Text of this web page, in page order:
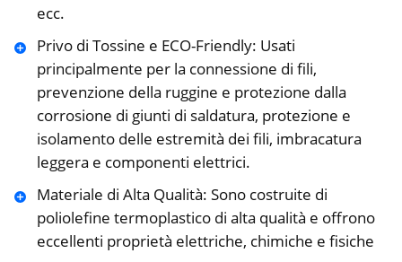
ecc.
Privo di Tossine e ECO-Friendly: Usati
principalmente per la connessione di fili,
prevenzione della ruggine e protezione dalla
corrosione di giunti di saldatura, protezione e
isolamento delle estremità dei fili, imbracatura
leggera e componenti elettrici.
Materiale di Alta Qualità: Sono costruite di
poliolefine termoplastico di alta qualità e offrono
eccellenti proprietà elettriche, chimiche e fisiche